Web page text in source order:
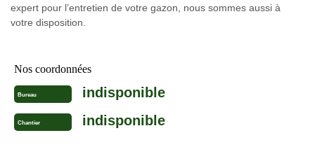
expert pour l’entretien de votre gazon, nous sommes aussi à
votre disposition.
Nos coordonnées
Bureau indisponible
Chantier indisponible